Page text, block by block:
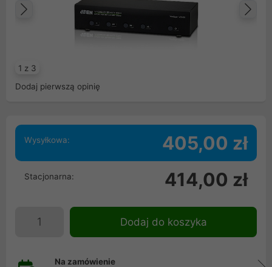
1 z 3
Poprzedni
Dodaj pierwszą opinię
Wysyłkowa: 405,00 zł
Stacjonarna: 414,00 zł
Dodaj do koszyka
Na zamówienie